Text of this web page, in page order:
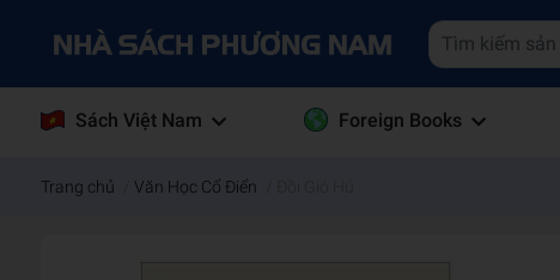
Sách Việt Nam Foreign Books
Trang chủ Văn Học Cổ Điển